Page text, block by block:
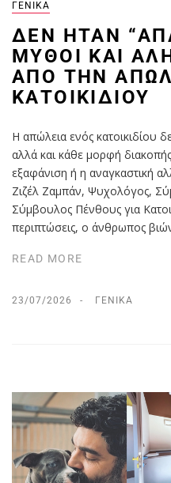
ΓΕΝΙΚΆ
ΔΕΝ ΉΤΑΝ
ΜΎΘΟΙ ΚΑΙ
ΑΠΌ ΤΗΝ
ΚΑΤΟΙΚΊΔΙΟΥ
Η απώλεια ενός κατοικιδίου
αλλά και κάθε μορφή
εξαφάνιση ή η αναγκαστική
Ζιζέλ Ζαµπάν, Ψυχολόγος,
Σύµβουλος Πένθους για
περιπτώσεις, ο άνθρωπος
READ MORE
23/07/2026 ΓΕΝΙΚΆ